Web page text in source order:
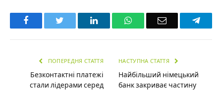
Facebook LinkedInWhatsAppEmail
ПОПЕРЕДНЯ СТАТТЯ
Безконтактні платежі
стали лідерами серед
НАСТУПНА СТАТТЯ
Найбільший німецький
банк закриває частину